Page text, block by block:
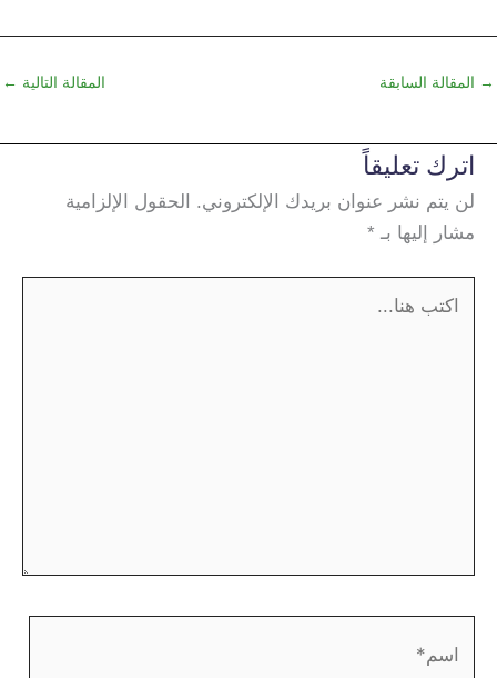
→ المقالة السابقة المقالة التالية ←
اترك تعليقاً
لن يتم نشر عنوان بريدك الإلكتروني.
الحقول الإلزامية
مشار إليها بـ *